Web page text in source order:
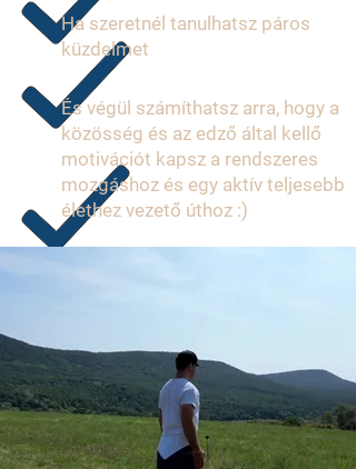
Ha szeretnél tanulhatsz páros
küzdelmet
És végül számíthatsz arra, hogy a
közösség és az edző által kellő
motivációt kapsz a rendszeres
mozgáshoz és egy aktív teljesebb
élethez vezető úthoz :)